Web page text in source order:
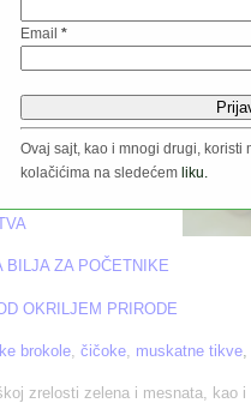
Tibeta i smatra se
Masovno je
pre pojave
pasulj i boranija.
varijeteta, a
BILJA ZA POČETNIKE
OKRILJEM PRIRODE
brokole čičoke muskatne tikve
zrelosti zelena i mesnata, kao
Email *
Ovaj sajt, kao i mnogi drugi,
kolačićima na sledećem liku.